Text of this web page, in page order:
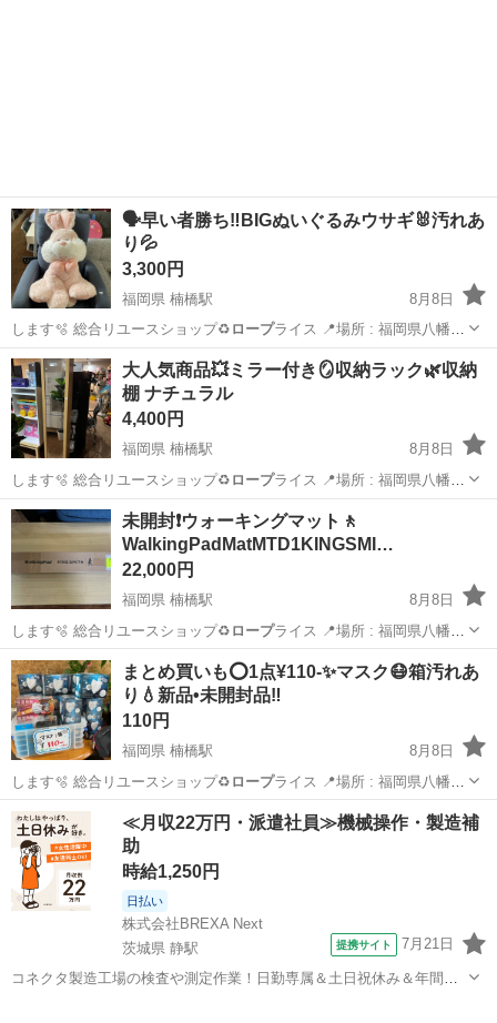
🗣️早い者勝ち‼️BIGぬいぐるみウサギ🐰汚れあ
り💦
3,300円
福岡県 楠橋駅
8月8日
します🫧 総合リユースショップ♻️ ロープライス 📍場所 : 福岡県八幡西
区木屋…
福岡 北九州市 楠橋駅 おもちゃ ウサギ
大人気商品💥ミラー付き🪞収納ラック🌿‬収納
棚 ナチュラル
4,400円
福岡県 楠橋駅
8月8日
します🫧 総合リユースショップ♻️ ロープライス 📍場所 : 福岡県八幡西
区木屋…
福岡 北九州市 楠橋駅 収納家具 商品
未開封❗️ウォーキングマット🚶
WalkingPadMatMTD1KINGSMI…
22,000円
福岡県 楠橋駅
8月8日
します🫧 総合リユースショップ♻️ ロープライス 📍場所 : 福岡県八幡西
区木屋…
福岡 北九州市 楠橋駅 その他
まとめ買いも⭕️1点¥110-✨マスク😷箱汚れあ
り💧新品•未開封品‼️
110円
福岡県 楠橋駅
8月8日
します🫧 総合リユースショップ♻️ ロープライス 📍場所 : 福岡県八幡西
区木屋…
福岡 北九州市 楠橋駅 その他 マスク
≪月収22万円・派遣社員≫機械操作・製造補
助
時給1,250円
日払い
株式会社BREXA Next
茨城県 静駅
提携サイト 7月21日
コネクタ製造工場の検査や測定作業！日勤専属＆土日祝休み＆年間休